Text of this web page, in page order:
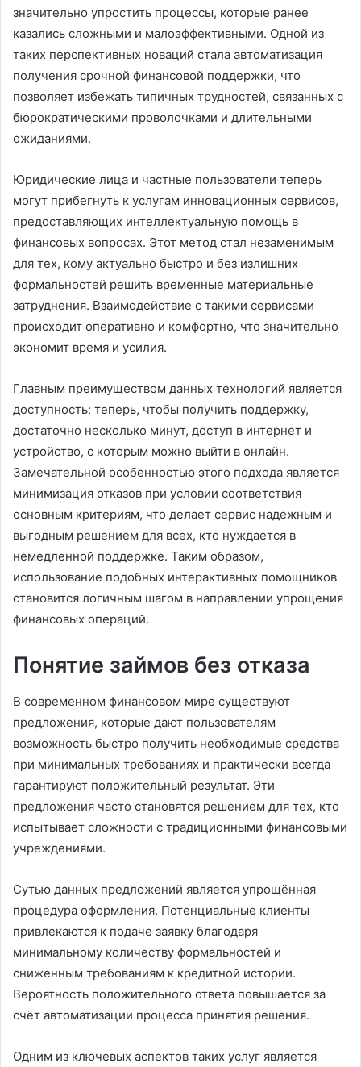
значительно упростить процессы, которые ранее
казались сложными и малоэффективными. Одной из
таких перспективных новаций стала автоматизация
получения срочной финансовой поддержки, что
позволяет избежать типичных трудностей, связанных с
бюрократическими проволочками и длительными
ожиданиями.
Юридические лица и частные пользователи теперь
могут прибегнуть к услугам инновационных сервисов,
предоставляющих интеллектуальную помощь в
финансовых вопросах. Этот метод стал незаменимым
для тех, кому актуально быстро и без излишних
формальностей решить временные материальные
затруднения. Взаимодействие с такими сервисами
происходит оперативно и комфортно, что значительно
экономит время и усилия.
Главным преимуществом данных технологий является
доступность: теперь, чтобы получить поддержку,
достаточно несколько минут, доступ в интернет и
устройство, с которым можно выйти в онлайн.
Замечательной особенностью этого подхода является
минимизация отказов при условии соответствия
основным критериям, что делает сервис надежным и
выгодным решением для всех, кто нуждается в
немедленной поддержке. Таким образом,
использование подобных интерактивных помощников
становится логичным шагом в направлении упрощения
финансовых операций.
Понятие займов без отказа
В современном финансовом мире существуют
предложения, которые дают пользователям
возможность быстро получить необходимые средства
при минимальных требованиях и практически всегда
гарантируют положительный результат. Эти
предложения часто становятся решением для тех, кто
испытывает сложности с традиционными финансовыми
учреждениями.
Сутью данных предложений является упрощённая
процедура оформления. Потенциальные клиенты
привлекаются к подаче заявку благодаря
минимальному количеству формальностей и
сниженным требованиям к кредитной истории.
Вероятность положительного ответа повышается за
счёт автоматизации процесса принятия решения.
Одним из ключевых аспектов таких услуг является